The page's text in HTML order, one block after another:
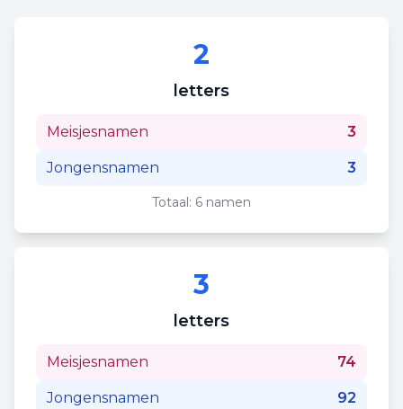
2
letters
Meisjesnamen 3
Jongensnamen 3
Totaal: 6 namen
3
letters
Meisjesnamen 74
Jongensnamen 92